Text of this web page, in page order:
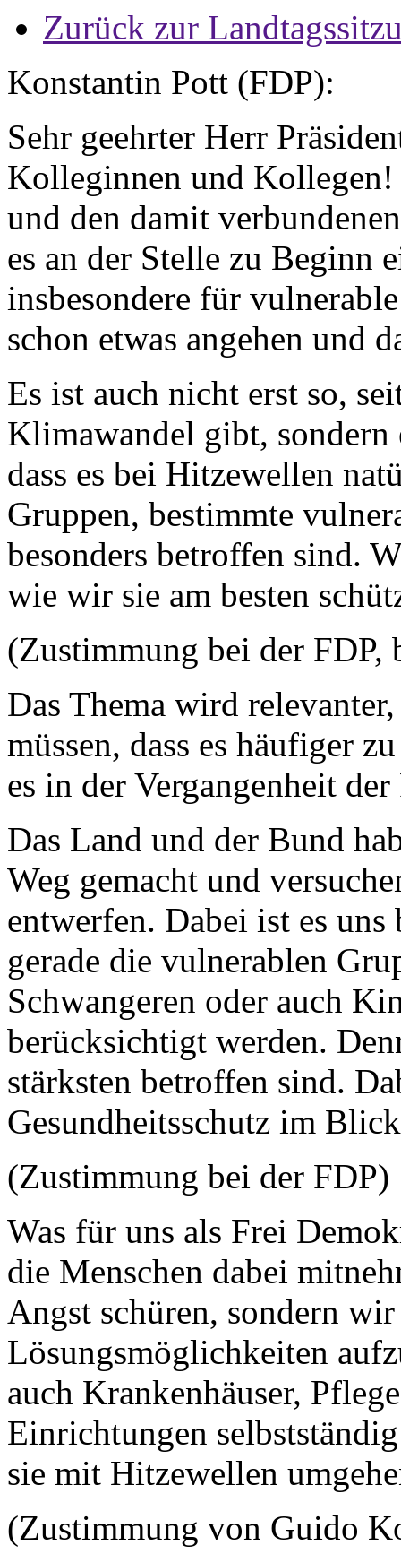
Zurück zur
Konstantin Pott (FDP):
Sehr geehrter Herr
Kolleginnen und
und den damit
es an der Stelle zu Beginn
insbesondere für
schon etwas angehen und
Es ist auch nicht erst so,
Klimawandel gibt, sondern
dass es bei Hitzewellen
Gruppen, bestimmte
besonders betroffen sind.
wie wir sie am besten
(Zustimmung bei der FDP,
Das Thema wird
müssen, dass es häufiger
es in der Vergangenheit
Das Land und der Bund
Weg gemacht und
entwerfen. Dabei ist es uns
gerade die vulnerablen
Schwangeren oder auch
berücksichtigt werden.
stärksten betroffen sind.
Gesundheitsschutz im
(Zustimmung bei der FDP)
Was für uns als Frei
die Menschen dabei
Angst schüren, sondern
Lösungsmöglichkeiten
auch Krankenhäuser,
Einrichtungen
sie mit Hitzewellen
(Zustimmung von Guido